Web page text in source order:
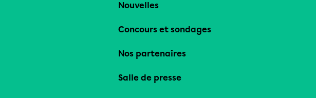
Nouvelles
Concours et sondages
Nos partenaires
Salle de presse